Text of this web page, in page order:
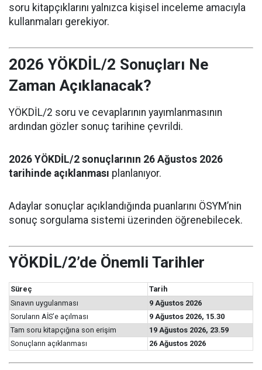
soru kitapçıklarını yalnızca kişisel inceleme amacıyla
kullanmaları gerekiyor.
2026 YÖKDİL/2 Sonuçları Ne
Zaman Açıklanacak?
YÖKDİL/2 soru ve cevaplarının yayımlanmasının
ardından gözler sonuç tarihine çevrildi.
2026 YÖKDİL/2 sonuçlarının 26 Ağustos 2026
tarihinde açıklanması planlanıyor.
Adaylar sonuçlar açıklandığında puanlarını ÖSYM’nin
sonuç sorgulama sistemi üzerinden öğrenebilecek.
YÖKDİL/2’de Önemli Tarihler
Süreç
Tarih
Sınavın uygulanması
9 Ağustos 2026
Soruların AİS’e açılması
9 Ağustos 2026, 15.30
Tam soru kitapçığına son erişim
19 Ağustos 2026, 23.59
Sonuçların açıklanması
26 Ağustos 2026